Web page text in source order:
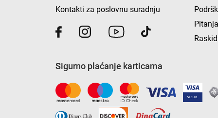
Kontakti za poslovnu suradnju
Sigurno plaćanje karticama